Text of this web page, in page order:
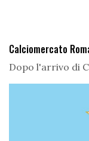
Calciomercato
Dopo l'arrivo di